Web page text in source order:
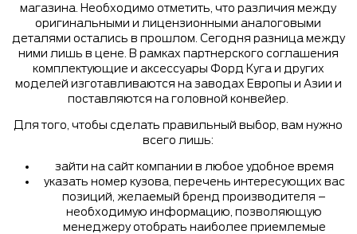
магазина. Необходимо отметить, что различия между
оригинальными и лицензионными аналоговыми
деталями остались в прошлом. Сегодня разница между
ними лишь в цене. В рамках партнерского соглашения
комплектующие и аксессуары Форд Куга и других
моделей изготавливаются на заводах Европы и Азии и
поставляются на головной конвейер.
Для того, чтобы сделать правильный выбор, вам нужно
всего лишь:
зайти на сайт компании в любое удобное время
указать номер кузова, перечень интересующих вас
позиций, желаемый бренд производителя –
необходимую информацию, позволяющую
менеджеру отобрать наиболее приемлемые